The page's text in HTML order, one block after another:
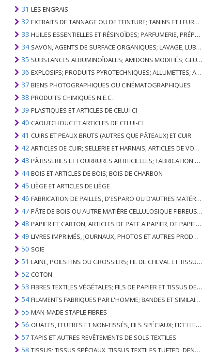
31 LES ENGRAIS
32 EXTRAITS DE TANNAGE OU DE TEINTURE; TANINS ET LEURS DERIVES; COLORANTS, PIGMENTS ET AUTRES MATIERES COLORANTES; PEINTURES, VERNIS; MASTIC, AUTRES MASTIQUES; ENCRES
33 HUILES ESSENTIELLES ET RÉSINOÏDES; PARFUMERIE, PRÉPARATIONS COSMÉTIQUES OU DE TOILETTE
34 SAVON, AGENTS DE SURFACE ORGANIQUES; LAVAGE, LUBRIFICATION, POLISSAGE OU PRÉPARATION À L'ÉPURATION; CIRES ARTIFICIELLES OU PRÉPARÉES, BOUGIES ET ARTICLES SIMILAIRES, PÂTES À MODÉLISER, CIRES DENTAIRES ET PRÉPARATIONS DENTAIRES À BASE DE PLÂTRE
35 SUBSTANCES ALBUMINOÏDALES; AMIDONS MODIFIÉS; GLUES; ENZYMES
36 EXPLOSIFS; PRODUITS PYROTECHNIQUES; ALLUMETTES; ALLIAGES PYROPHORIQUES; CERTAINES PRÉPARATIONS COMBUSTIBLES
37 BIENS PHOTOGRAPHIQUES OU CINÉMATOGRAPHIQUES
38 PRODUITS CHIMIQUES N.E.C.
39 PLASTIQUES ET ARTICLES DE CELUI-CI
40 CAOUTCHOUC ET ARTICLES DE CELUI-CI
41 CUIRS ET PEAUX BRUTS (AUTRES QUE PÂTEAUX) ET CUIR
42 ARTICLES DE CUIR; SELLERIE ET ​​HARNAIS; ARTICLES DE VOYAGE, SACS À MAIN ET RÉCIPIENTS ANALOGUES; ARTICLES DE GUT ANIMAL (AUTRE QUE GUT DE SOIE-VERT)
43 PÂTISSERIES ET FOURRURES ARTIFICIELLES; FABRICATION DE CELLES-CI
44 BOIS ET ARTICLES DE BOIS; BOIS DE CHARBON
45 LIÈGE ET ARTICLES DE LIÈGE
46 FABRICATION DE PAILLES, D'ESPARO OU D'AUTRES MATÉRIAUX DE COULÉE; BASKETWARE ET WICKERWORK
47 PÂTE DE BOIS OU AUTRE MATIÈRE CELLULOSIQUE FIBREUSE; PAPIER OU CARTON RÉCUPÉRÉ (DÉCHETS ET DÉCHETS)
48 PAPIER ET CARTON; ARTICLES DE PATE A PAPIER, DE PAPIER OU DE CARTON
49 LIVRES IMPRIMÉS, JOURNAUX, PHOTOS ET AUTRES PRODUITS DE L'INDUSTRIE DE L'IMPRIMERIE; MANUSCRITS, TYPESCRIPTS ET PLANS
50 SOIE
51 LAINE, POILS FINS OU GROSSIERS; FIL DE CHEVAL ET TISSU TISSÉ
52 COTON
53 FIBRES TEXTILES VÉGÉTALES; FILS DE PAPIER ET TISSUS DE FILS DE PAPIER
54 FILAMENTS FABRIQUES PAR L'HOMME; BANDES ET SIMILAIRES DE MATIERES TEXTILES SYNTHETIQUES
55 MAN-MADE STAPLE FIBRES
56 OUATES, FEUTRES ET NON-TISSÉS, FILS SPÉCIAUX; FICELLES, CORDES, CORDES, CÂBLES ET ARTICLES ASSOCIÉS
57 TAPIS ET AUTRES REVÊTEMENTS DE SOLS TEXTILES
58 TISSUS; TISSUS SPÉCIAUX, TISSUS TEXTILES TUFTED, DENTELLE, TAPISSERIES, GARNITURES, BRODERIES